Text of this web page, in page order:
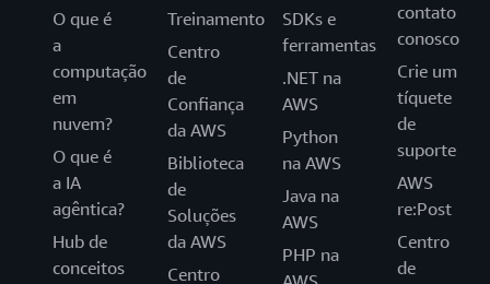
O que é
a
computação
em
nuvem?
O que é
a IA
agêntica?
Hub de
conceitos
Treinamento
Centro
de
Confiança
da AWS
Biblioteca
de
Soluções
da AWS
Centro
SDKs e
ferramentas
.NET na
AWS
Python
na AWS
Java na
AWS
PHP na
contato
conosco
Crie um
tíquete
de
suporte
AWS
re:Post
Centro
de